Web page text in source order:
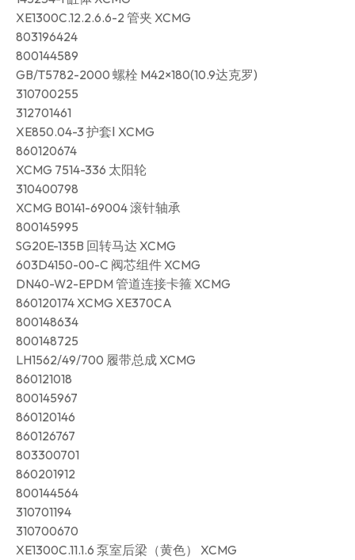
XE1300C.12.2.6.6-2 管夹 XCMG
803196424
800144589
GB/T5782-2000 螺栓 M42×180(10.9达克罗)
310700255
312701461
XE850.04-3 护套Ⅰ XCMG
860120674
XCMG 7514-336 太阳轮
310400798
XCMG B0141-69004 滚针轴承
800145995
SG20E-135B 回转马达 XCMG
603D4150-00-C 阀芯组件 XCMG
DN40-W2-EPDM 管道连接卡箍 XCMG
860120174 XCMG XE370CA
800148634
800148725
LH1562/49/700 履带总成 XCMG
860121018
800145967
860120146
860126767
803300701
860201912
800144564
310701194
310700670
XE1300C.11.1.6 泵室后梁（黄色） XCMG